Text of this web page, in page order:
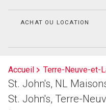
ACHAT OU LOCATION
Accueil Terre-Neuve-et-
St. John's, NL
St. John's, Terre-